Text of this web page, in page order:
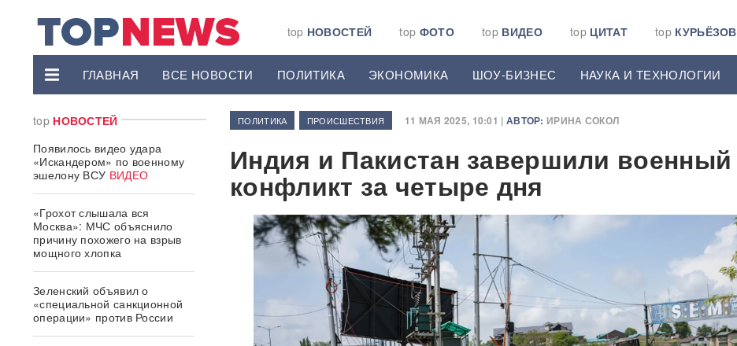
top НОВОСТЕЙ top ФОТО top ВИДЕО top ЦИТАТ top КУРЬЁЗОВ
ГЛАВНАЯ ВСЕ НОВОСТИ ПОЛИТИКА ЭКОНОМИКА ШОУ-БИЗНЕС НАУКА И ТЕХНОЛОГИИ
top НОВОСТЕЙ
Появилось видео удара
«Искандером» по военному
эшелону ВСУ ВИДЕО
«Грохот слышала вся
Москва»: МЧС объяснило
причину похожего на взрыв
мощного хлопка
Зеленский объявил о
«специальной санкционной
операции» против России
ПОЛИТИКА ПРОИСШЕСТВИЯ 11 МАЯ 2025, 10:01 | АВТОР: ИРИНА СОКОЛ
Индия и Пакистан завершили военный
конфликт за четыре дня